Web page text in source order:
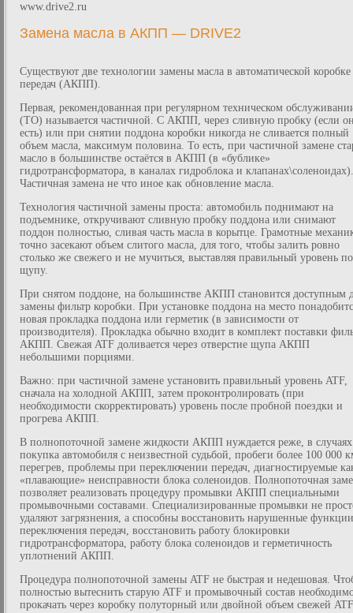
www.drive2.ru
Замена масла в АКПП — DRIVE2
Существуют две технологии замены масла в автоматической коробке
передач (АКПП).
Первая, рекомендованная при регулярном техническом
(ТО) называется частичной. С АКПП, через сливную пробку (если
есть) или при снятии поддона коробки никогда не сливается полный
объем масла, максимум половина. То есть, при частичной замене
масло в большинстве остаётся в АКПП (в «бублике»
гидротрансформатора, в каналах гидроблока и клапанах\соленоидах).
Частичная замена не что иное как обновление масла.
Технология частичной замены проста: автомобиль поднимают на
подъемнике, откручивают сливную пробку поддона или снимают
поддон полностью, сливая часть масла в корытце. Грамотные
точно засекают объем слитого масла, для того, чтобы залить ровно
столько же свежего и не мучиться, выставляя правильный уровень по
щупу.
При снятом поддоне, на большинстве АКПП становится доступным
замены фильтр коробки. При установке поддона на место
новая прокладка поддона или герметик (в зависимости от
производителя). Прокладка обычно входит в комплект поставки
АКПП. Свежая ATF доливается через отверстие щупа АКПП
небольшими порциями.
Важно: при частичной замене установить правильный уровень ATF,
сначала на холодной АКПП, затем проконтролировать (при
необходимости скорректировать) уровень после пробной поездки и
прогрева АКПП.
В полнопоточной замене жидкости АКПП нуждается реже, в
покупка автомобиля с неизвестной судьбой, пробеги более 100 000
перегрев, проблемы при переключении передач, диагностируемые
«плавающие» неисправности блока соленоидов. Полнопоточная
позволяет реализовать процедуру промывки АКПП специальными
промывочными составами. Специализированные промывки не
удаляют загрязнения, а способны восстановить нарушенные функции
переключения передач, восстановить работу блокировки
гидротрансформатора, работу блока соленоидов и герметичность
уплотнений АКПП.
Процедура полнопоточной замены ATF не быстрая и недешовая.
полностью вытеснить старую ATF и промывочный состав
прокачать через коробку полуторный или двойной объем свежей